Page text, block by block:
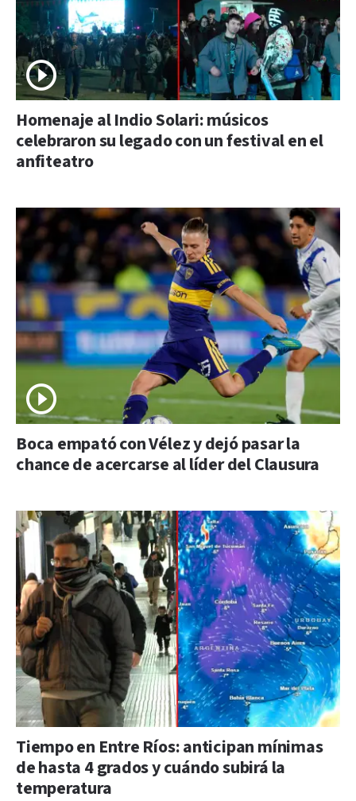
Homenaje al Indio Solari: músicos
celebraron su legado con un festival en el
anfiteatro
Boca empató con Vélez y dejó pasar la
chance de acercarse al líder del Clausura
Tiempo en Entre Ríos: anticipan mínimas
de hasta 4 grados y cuándo subirá la
temperatura